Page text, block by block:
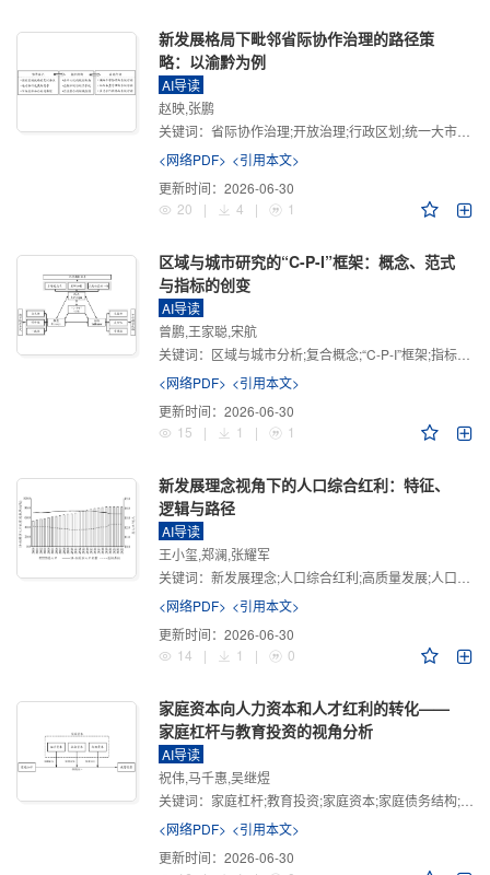
新发展格局下毗邻省际协作治理的路径策
略：以渝黔为例
AI导读
赵映,张鹏
关键词： 省际协作治理;开放治理;行政区划;统一大市场;新发展格局
<网络PDF> <引用本文>
更新时间： 2026-06-30
20
| 4 | 1
区域与城市研究的“C-P-I”框架：概念、范式
与指标的创变
AI导读
曾鹏,王家聪,宋航
关键词： 区域与城市分析;复合概念;“C-P-I”框架;指标体系
<网络PDF> <引用本文>
更新时间： 2026-06-30
15
| 1 | 1
新发展理念视角下的人口综合红利：特征、
逻辑与路径
AI导读
王小玺,郑澜,张耀军
关键词： 新发展理念;人口综合红利;高质量发展;人口政策;中国式现代化
<网络PDF> <引用本文>
更新时间： 2026-06-30
14
| 1 | 0
家庭资本向人力资本和人才红利的转化——
家庭杠杆与教育投资的视角分析
AI导读
祝伟,马千惠,吴继煜
关键词： 家庭杠杆;教育投资;家庭资本;家庭债务结构;CHFS
<网络PDF> <引用本文>
更新时间： 2026-06-30